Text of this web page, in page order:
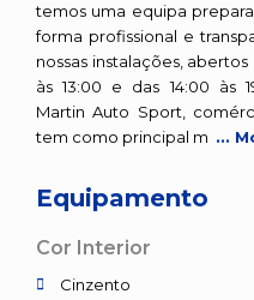
temos uma equipa
forma profissional e
nossas instalações,
às 13:00 e das 14:00 às
Martin Auto Sport,
tem como principal m ...
Equipamento
Cor Interior
Cinzento